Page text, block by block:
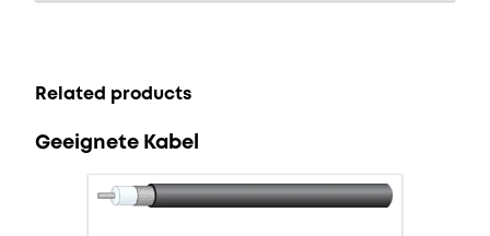
Related products
Geeignete Kabel